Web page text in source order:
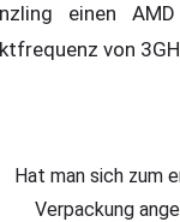
einen
von
Hat man sich zum
Verpackung